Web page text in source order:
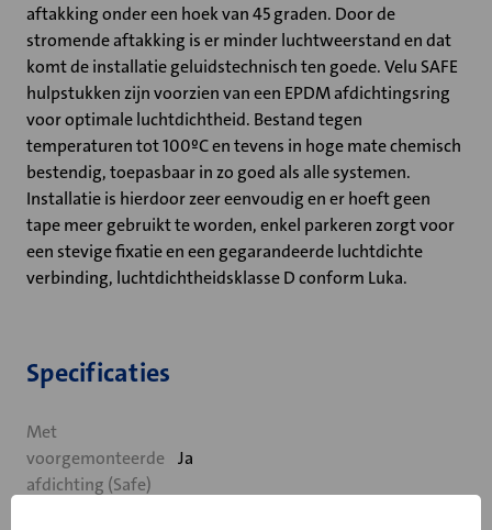
aftakking onder een hoek van 45 graden. Door de
stromende aftakking is er minder luchtweerstand en dat
komt de installatie geluidstechnisch ten goede. Velu SAFE
hulpstukken zijn voorzien van een EPDM afdichtingsring
voor optimale luchtdichtheid. Bestand tegen
temperaturen tot 100ºC en tevens in hoge mate chemisch
bestendig, toepasbaar in zo goed als alle systemen.
Installatie is hierdoor zeer eenvoudig en er hoeft geen
tape meer gebruikt te worden, enkel parkeren zorgt voor
een stevige fixatie en een gegarandeerde luchtdichte
verbinding, luchtdichtheidsklasse D conform Luka.
Specificaties
Met
voorgemonteerde
afdichting (Safe)
Ja